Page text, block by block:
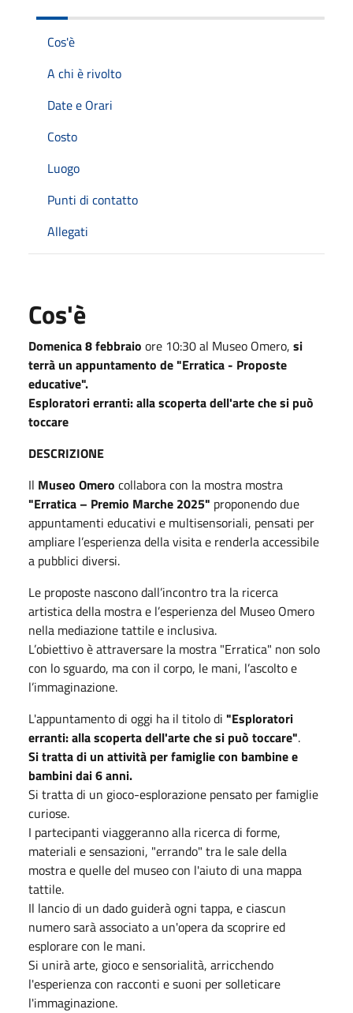
Cos'è
A chi è rivolto
Date e Orari
Costo
Luogo
Punti di contatto
Allegati
Cos'è
Domenica 8 febbraio ore 10:30 al Museo Omero, si
terrà un appuntamento de "Erratica - Proposte
educative".
Esploratori erranti: alla scoperta dell'arte che si può
toccare
DESCRIZIONE
Il Museo Omero collabora con la mostra mostra
"Erratica – Premio Marche 2025" proponendo due
appuntamenti educativi e multisensoriali, pensati per
ampliare l’esperienza della visita e renderla accessibile
a pubblici diversi.
Le proposte nascono dall’incontro tra la ricerca
artistica della mostra e l’esperienza del Museo Omero
nella mediazione tattile e inclusiva.
L’obiettivo è attraversare la mostra "Erratica" non solo
con lo sguardo, ma con il corpo, le mani, l’ascolto e
l’immaginazione.
L'appuntamento di oggi ha il titolo di "Esploratori
erranti: alla scoperta dell'arte che si può toccare".
Si tratta di un attività per famiglie con bambine e
bambini dai 6 anni.
Si tratta di un gioco-esplorazione pensato per famiglie
curiose.
I partecipanti viaggeranno alla ricerca di forme,
materiali e sensazioni, "errando" tra le sale della
mostra e quelle del museo con l'aiuto di una mappa
tattile.
Il lancio di un dado guiderà ogni tappa, e ciascun
numero sarà associato a un'opera da scoprire ed
esplorare con le mani.
Si unirà arte, gioco e sensorialità, arricchendo
l'esperienza con racconti e suoni per solleticare
l'immaginazione.